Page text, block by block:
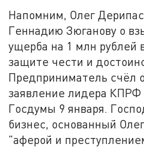
Напомним, Олег
Геннадию Зюганову о
ущерба на 1 млн рублей
защите чести и
Предприниматель счёл
заявление лидера КПРФ
Госдумы 9 января.
бизнес, основанный
"аферой и